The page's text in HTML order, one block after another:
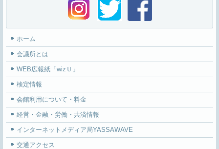
ホーム
会議所とは
WEB広報紙「wizＵ」
検定情報
会館利用について・料金
経営・金融・労働・共済情報
インターネットメディア局YASSAWAVE
交通アクセス